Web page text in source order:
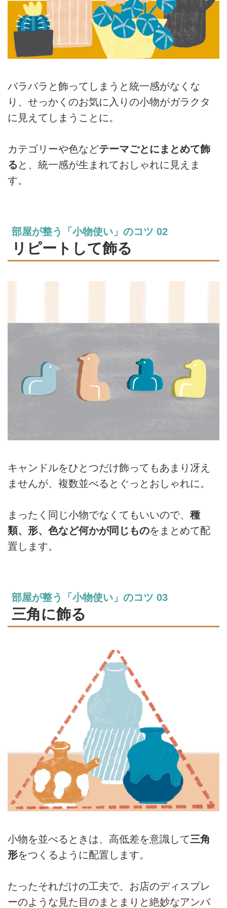
バラバラと飾ってしまうと統一感がなくな
り、せっかくのお気に入りの小物がガラクタ
に見えてしまうことに。
カテゴリーや色などテーマごとにまとめて飾
る と、統一感が生まれておしゃれに見えま
す。
部屋が整う「小物使い」のコツ 02
リピートして飾る
キャンドルをひとつだけ飾ってもあまり冴え
ませんが、複数並べるとぐっとおしゃれに。
まったく同じ小物でなくてもいいので、 種
類、形、色など何かが同じものをまとめて配
置します。
部屋が整う「小物使い」のコツ 03
三角に飾る
小物を並べるときは、高低差を意識して三角
形をつくるように配置します。
たったそれだけの工夫で、お店のディスプレ
ーのような見た目のまとまりと絶妙なアンバ